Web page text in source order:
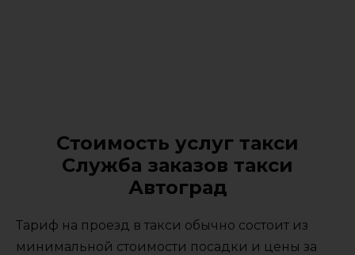
Стоимость услуг такси
Служба заказов такси
Автоград
Тариф на проезд в такси обычно состоит из
минимальной стоимости посадки и цены за